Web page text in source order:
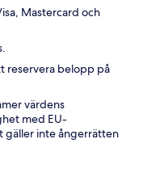
Mastercard och
reservera belopp på
värdens
med EU-
gäller inte ångerrätten